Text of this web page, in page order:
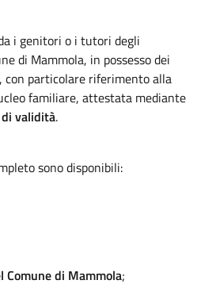
i genitori o i tutori degli
di Mammola, in possesso dei
con particolare riferimento alla
familiare, attestata mediante
di validità.
sono disponibili:
di Mammola;